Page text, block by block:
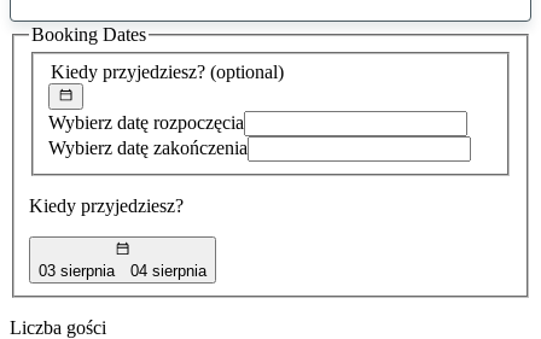
sugestia
została
znaleziona
Kiedy przyjedziesz? (optional)
Wybierz datę rozpoczęcia
Wybierz datę zakończenia
Kiedy przyjedziesz?
03 sierpnia 04 sierpnia
Booking Dates
Liczba gości